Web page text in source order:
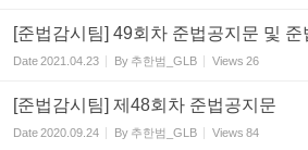
[준법감시팀] 49회차 준법공지문 및 준
Date2021.04.23 By 추한범_GLB Views 26
[준법감시팀] 제48회차 준법공지문
Date2020.09.24 By 추한범_GLB Views 84